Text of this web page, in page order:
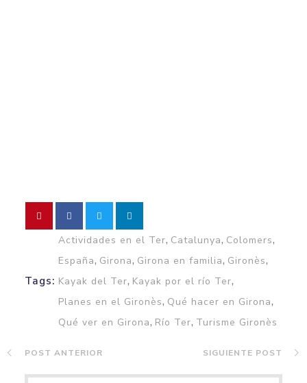
Tags:
Actividades en el Ter, Catalunya, Colomers,
España, Girona, Girona en familia, Gironès,
Kayak del Ter, Kayak por el río Ter,
Planes en el Gironès, Qué hacer en Girona,
Qué ver en Girona, Río Ter, Turisme Gironès
POST ANTERIOR SIGUIENTE POST